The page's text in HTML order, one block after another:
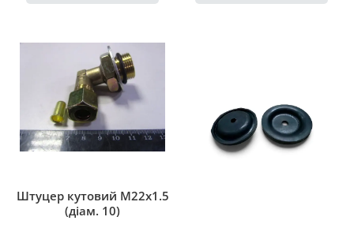
Штуцер кутовий M22x1.5
(діам. 10)